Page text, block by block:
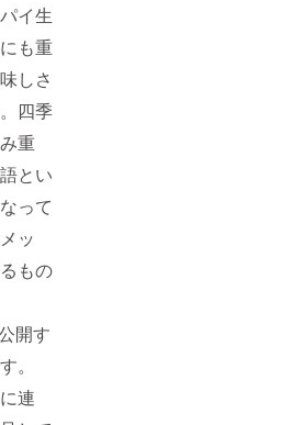
イ生
も重
しさ
四季
重
とい
って
ッ
もの
開す
。
連